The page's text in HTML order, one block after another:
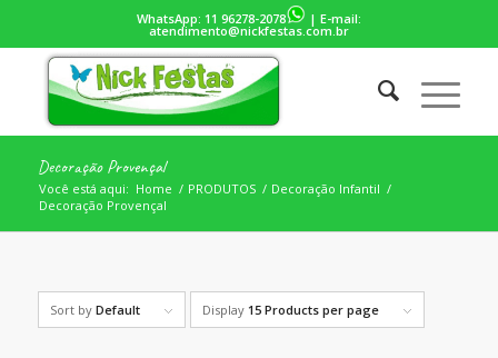
WhatsApp: 11 96278-2078 | E-mail:
atendimento@nickfestas.com.br
Decoração Provençal
Você está aqui: Home / PRODUTOS / Decoração Infantil /
Decoração Provençal
Sort by Default Display 15 Products per page